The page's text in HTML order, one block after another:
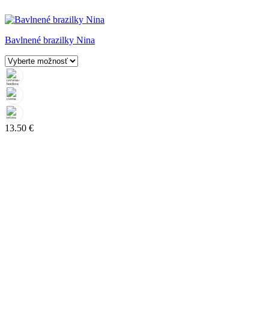
Bavlnené brazilky Nina
13.50 €